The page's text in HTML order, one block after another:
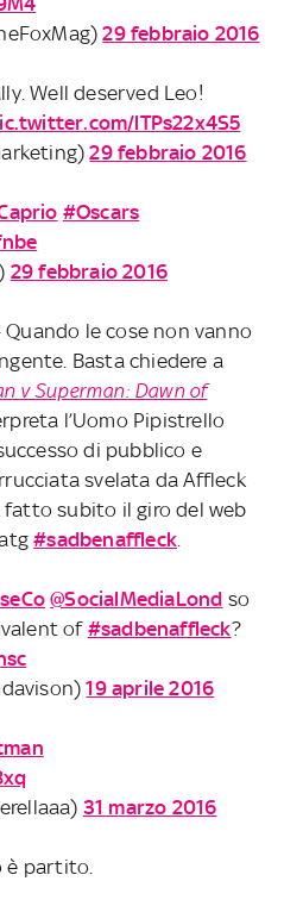
29 febbraio 2016
Well deserved Leo!
lTPs22x4S5
29 febbraio 2016
#Oscars
29 febbraio 2016
Quando le cose non vanno
Basta chiedere a
v Superman: Dawn of
l’Uomo Pipistrello
di pubblico e
svelata da Affleck
subito il giro del web
#sadbenaffleck.
@SocialMediaLond so
of #sadbenaffleck?
19 aprile 2016
31 marzo 2016
è partito.